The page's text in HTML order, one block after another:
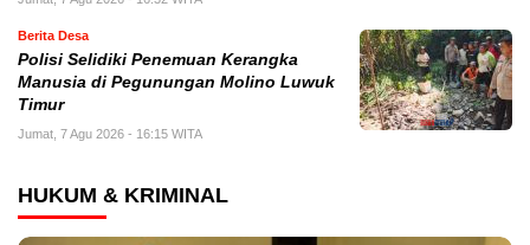
Berita Desa
Polisi Selidiki Penemuan Kerangka
Manusia di Pegunungan Molino Luwuk
Timur
Jumat, 7 Agu 2026 - 16:15 WITA
HUKUM & KRIMINAL